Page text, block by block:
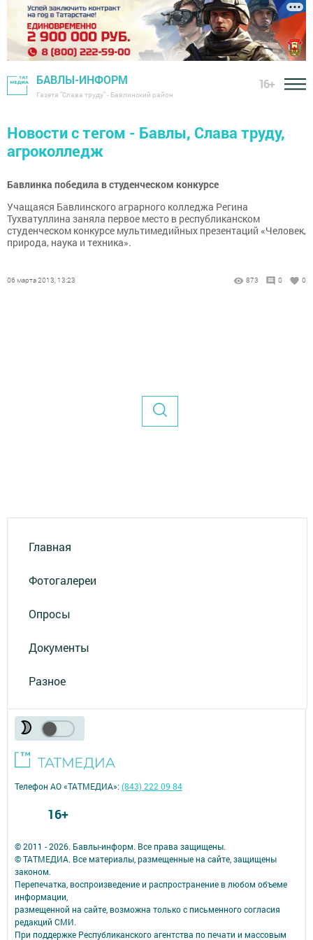
БАВЛЫ-ИНФОРМ
Газета "Слава труду" - Бавлинский район
16+
Новости с тегом - Бавлы, Слава труду,
агроколледж
Бавлинка победила в студенческом конкурсе
Учащаяся Бавлинского аграрного колледжа Регина
Тухватуллина заняла первое место в республиканском
студенческом конкурсе мультимедийных презентаций «Человек,
природа, наука и техника».
06 марта 2013, 13:23 873 0 0
Главная
Фотогалереи
Опросы
Документы
Разное
© 2011 - 2026. Бавлы-информ. Все права защищены.
© ТАТМЕДИА. Все материалы, размещенные на сайте, защищены
законом.
Перепечатка, воспроизведение и распространение в любом объеме
информации,
размещенной на сайте, возможна только с письменного согласия
редакций СМИ.
При поддержке Республиканского агентства по печати и массовым
Телефон АО «ТАТМЕДИА»:(843) 222 09 84
16+